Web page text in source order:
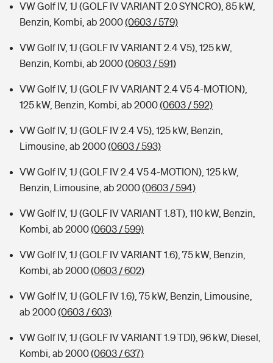
VW Golf IV, 1J (GOLF IV VARIANT 2.0 SYNCRO), 85 kW,
Benzin, Kombi, ab 2000(0603 / 579)
VW Golf IV, 1J (GOLF IV VARIANT 2.4 V5), 125 kW,
Benzin, Kombi, ab 2000(0603 / 591)
VW Golf IV, 1J (GOLF IV VARIANT 2.4 V5 4-MOTION),
125 kW, Benzin, Kombi, ab 2000(0603 / 592)
VW Golf IV, 1J (GOLF IV 2.4 V5), 125 kW, Benzin,
Limousine, ab 2000(0603 / 593)
VW Golf IV, 1J (GOLF IV 2.4 V5 4-MOTION), 125 kW,
Benzin, Limousine, ab 2000(0603 / 594)
VW Golf IV, 1J (GOLF IV VARIANT 1.8T), 110 kW, Benzin,
Kombi, ab 2000(0603 / 599)
VW Golf IV, 1J (GOLF IV VARIANT 1.6), 75 kW, Benzin,
Kombi, ab 2000(0603 / 602)
VW Golf IV, 1J (GOLF IV 1.6), 75 kW, Benzin, Limousine,
ab 2000(0603 / 603)
VW Golf IV, 1J (GOLF IV VARIANT 1.9 TDI), 96 kW, Diesel,
Kombi, ab 2000(0603 / 637)